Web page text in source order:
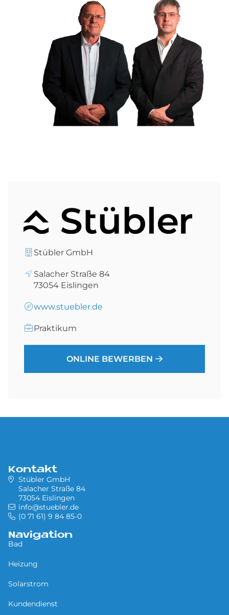
Stübler GmbH
Salacher Straße 84
73054 Eislingen
www.stuebler.de
Praktikum
ONLINE BEWERBEN
Kontakt
Stübler GmbH
Salacher Straße 84
73054 Eislingen
info@stuebler.de
(0 71 61) 9 84 85-0
Navigation
Bad
Heizung
Solarstrom
Kundendienst